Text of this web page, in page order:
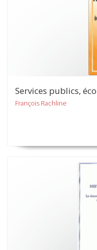
Services publics,
François Rachline